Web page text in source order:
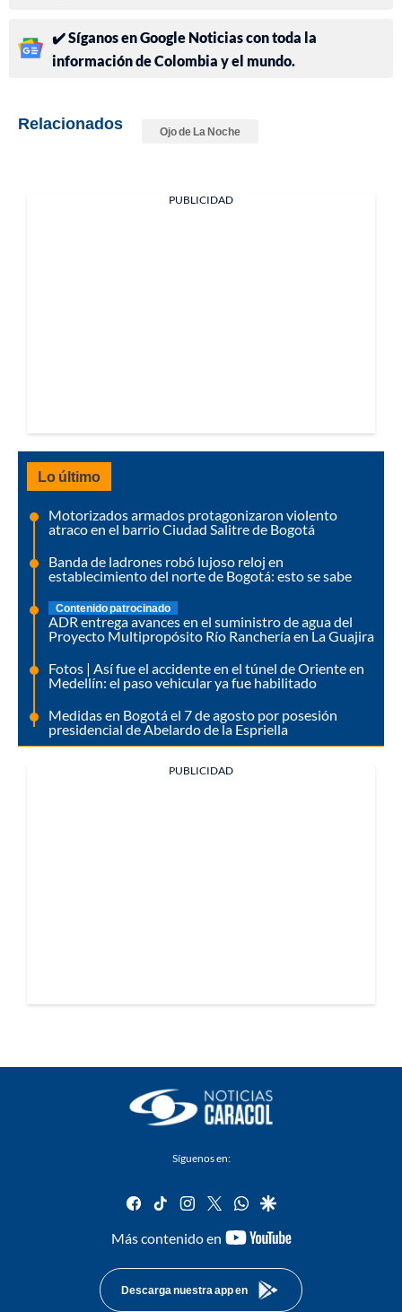
✔️ Síganos en Google Noticias con toda la
información de Colombia y el mundo.
Relacionados Ojo de La Noche
PUBLICIDAD
Lo último
Motorizados armados protagonizaron violento
atraco en el barrio Ciudad Salitre de Bogotá
Banda de ladrones robó lujoso reloj en
establecimiento del norte de Bogotá: esto se sabe
Contenido patrocinado
ADR entrega avances en el suministro de agua del
Proyecto Multipropósito Río Ranchería en La Guajira
Fotos | Así fue el accidente en el túnel de Oriente en
Medellín: el paso vehicular ya fue habilitado
Medidas en Bogotá el 7 de agosto por posesión
presidencial de Abelardo de la Espriella
PUBLICIDAD
Síguenos en:
facebook
tiktok instagram
twitterwhatsapp
google
Más contenido en
youtube-
Descarga nuestra app en